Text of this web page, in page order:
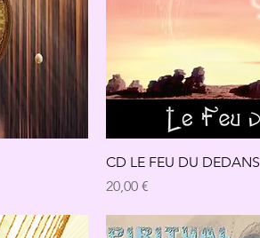
CD LE FEU DU DEDANS
Preis
20,00 €